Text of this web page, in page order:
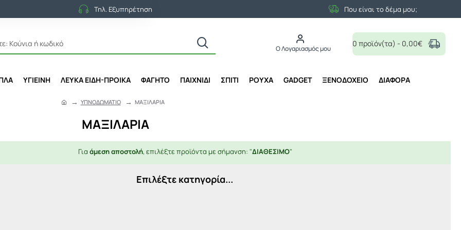
Τηλ. Εξυπηρέτηση Που είναι το δέμα μου;
Ο Λογαριασμός μου
0 προϊόν(τα) - 0,00€
ΥΓΙΕΙΝΗ ΛΕΥΚΑ ΕΙΔΗ-ΠΡΟΙΚΑ ΦΑΓΗΤΟ ΠΑΙΧΝΙΔΙ ΣΠΙΤΙ ΡΟΥΧΑ GADGET ΞΕΝΟΔΟΧΕΙΟ ΔΙΑΦΟΡΑ
ΜΑΞΙΛΑΡΙΑ
ΥΠΝΟΔΩΜΑΤΙΟ ΜΑΞΙΛΑΡΙΑ
Για άμεση αποστολή, επιλέξτε προϊόντα με σήμανση: "ΔΙΑΘΕΣΙΜΟ"
Επιλέξτε κατηγορία...